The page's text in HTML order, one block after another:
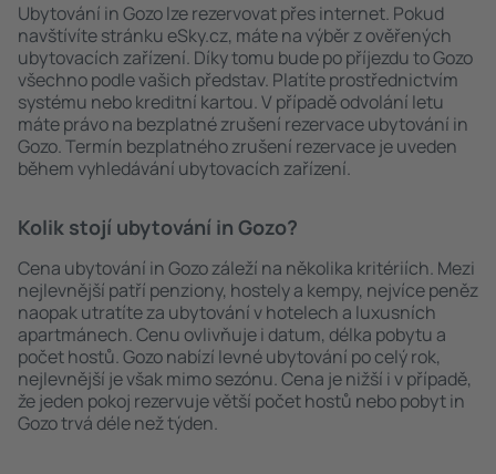
Ubytování in Gozo lze rezervovat přes internet. Pokud
navštívíte stránku eSky.cz, máte na výběr z ověřených
ubytovacích zařízení. Díky tomu bude po příjezdu to Gozo
všechno podle vašich představ. Platíte prostřednictvím
systému nebo kreditní kartou. V případě odvolání letu
máte právo na bezplatné zrušení rezervace ubytování in
Gozo. Termín bezplatného zrušení rezervace je uveden
během vyhledávání ubytovacích zařízení.
Kolik stojí ubytování in Gozo?
Cena ubytování in Gozo záleží na několika kritériích. Mezi
nejlevnější patří penziony, hostely a kempy, nejvíce peněz
naopak utratíte za ubytování v hotelech a luxusních
apartmánech. Cenu ovlivňuje i datum, délka pobytu a
počet hostů. Gozo nabízí levné ubytování po celý rok,
nejlevnější je však mimo sezónu. Cena je nižší i v případě,
že jeden pokoj rezervuje větší počet hostů nebo pobyt in
Gozo trvá déle než týden.